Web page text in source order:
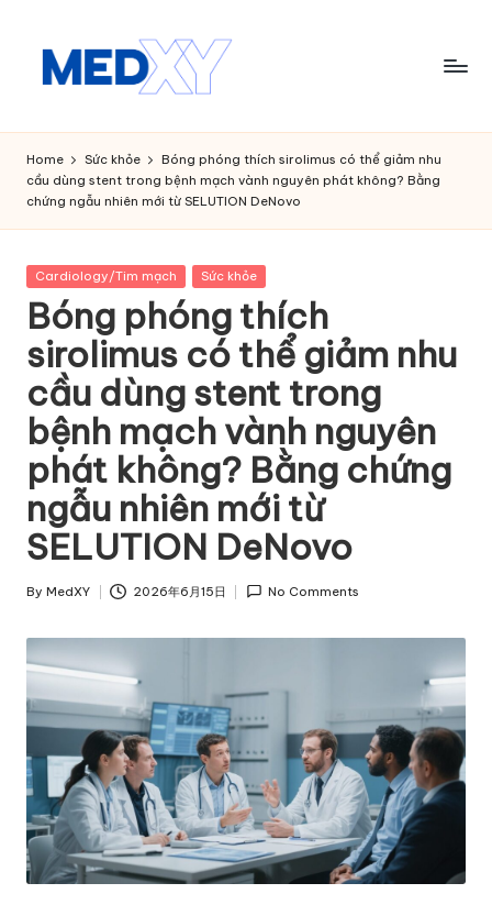
M
e
d
x
y
A
I
Home Sức khỏe
Bóng phóng thích sirolimus có thể giảm nhu
cầu dùng stent trong bệnh mạch vành nguyên phát không? Bằng
chứng ngẫu nhiên mới từ SELUTION DeNovo
Posted
Cardiology/Tim mạch Sức khỏe
Bóng phóng thích
sirolimus có thể giảm nhu
cầu dùng stent trong
bệnh mạch vành nguyên
phát không? Bằng chứng
ngẫu nhiên mới từ
SELUTION DeNovo
Posted
By MedXY 2026年6月15日 No Comments